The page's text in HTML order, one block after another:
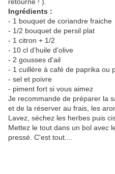
Ingrédients :
- 1 bouquet de coriandre fraiche
- 1/2 bouquet de persil plat
- 1 citron + 1/2
- 10 cl d'huile d'olive
- 2 gousses d'ail
- 1 cuillère à café de paprika ou
- sel et poivre
- piment fort si vous aimez
Je recommande de préparer la
et de la réserver au frais, les
Lavez, séchez les herbes puis
Mettez le tout dans un bol avec
pressé. C'est tout....